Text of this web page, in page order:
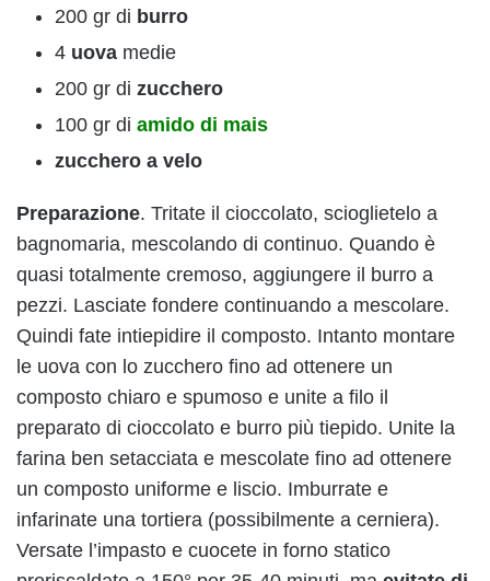
200 gr di burro
4 uova medie
200 gr di zucchero
100 gr di amido di mais
zucchero a velo
Preparazione. Tritate il cioccolato, scioglietelo a
bagnomaria, mescolando di continuo. Quando è
quasi totalmente cremoso, aggiungere il burro a
pezzi. Lasciate fondere continuando a mescolare.
Quindi fate intiepidire il composto. Intanto montare
le uova con lo zucchero fino ad ottenere un
composto chiaro e spumoso e unite a filo il
preparato di cioccolato e burro più tiepido. Unite la
farina ben setacciata e mescolate fino ad ottenere
un composto uniforme e liscio. Imburrate e
infarinate una tortiera (possibilmente a cerniera).
Versate l’impasto e cuocete in forno statico